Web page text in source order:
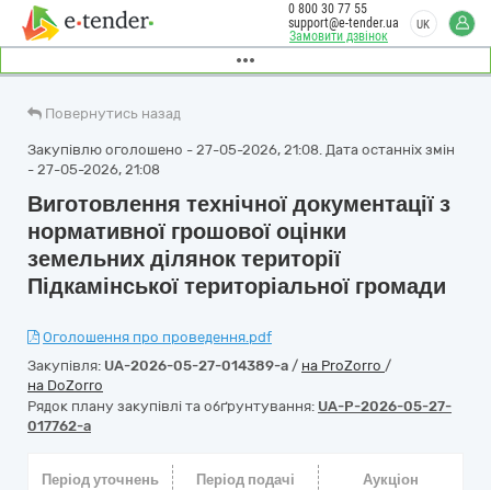
Замовити дзвінок
0 800 30 77 55
support@e-tender.ua
UK
Повернутись назад
Закупівлю оголошено - 27-05-2026, 21:08. Дата останніх змін
- 27-05-2026, 21:08
Виготовлення технічної документації з
нормативної грошової оцінки
земельних ділянок території
Підкамінської територіальної громади
Оголошення про проведення.pdf
Закупівля: UA-2026-05-27-014389-a / на ProZorro /
на DoZorro
Рядок плану закупівлі та обґрунтування: UA-P-2026-05-27-
017762-a
Період уточнень
Період подачі
Аукціон